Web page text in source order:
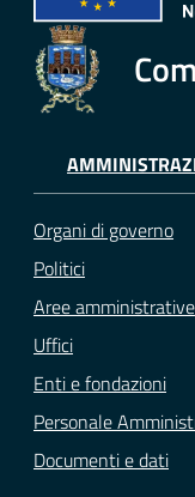
Sportello
Tutti
gli
argomenti...
Seguici
su
Organi di governo
Politici
Aree amministrative
Uffici
Enti e fondazioni
Personale
Documenti e dati